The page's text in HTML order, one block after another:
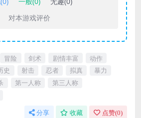
对本游戏评价
冒险 剑术 剧情丰富
动作
史 射击 忍者 拟真
暴力
第一人称
第三人称
分享 收藏 点赞(0)